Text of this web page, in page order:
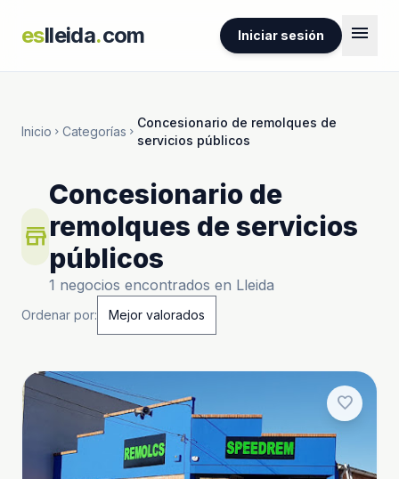
eslleida.com Iniciar sesión menu
Inicio chevron_right Categorías chevron_right
Concesionario de remolques de
servicios públicos
store
Concesionario de
remolques de servicios
públicos
1 negocios encontrados en Lleida
Ordenar por:
favorite